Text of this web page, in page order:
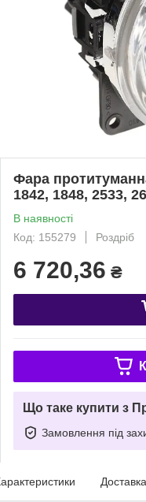
Фара
1842, 1848, 2533,
В наявності
Код: 155279
Роздріб
6 720,36 ₴
Що таке купити з
Замовлення під
Доставка